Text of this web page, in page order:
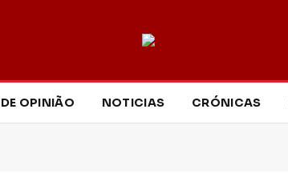
OPINIÃO NOTICIAS CRÓNICAS